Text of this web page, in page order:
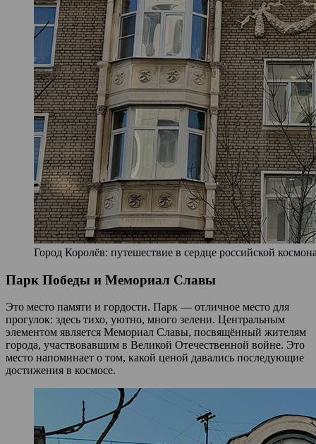
Город Королёв: путешествие в сердце российской
Парк Победы и Мемориал Славы
Это место памяти и гордости. Парк — отличное место для
прогулок: здесь тихо, уютно, много зелени. Центральным
элементом является Мемориал Славы, посвящённый жителям
города, участвовавшим в Великой Отечественной войне. Это
место напоминает о том, какой ценой давались последующие
достижения в космосе.